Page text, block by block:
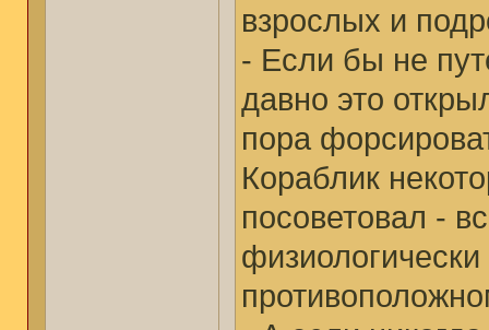
взрослых и
- Если бы не
давно это
пора
Кораблик
посоветовал -
физиологически